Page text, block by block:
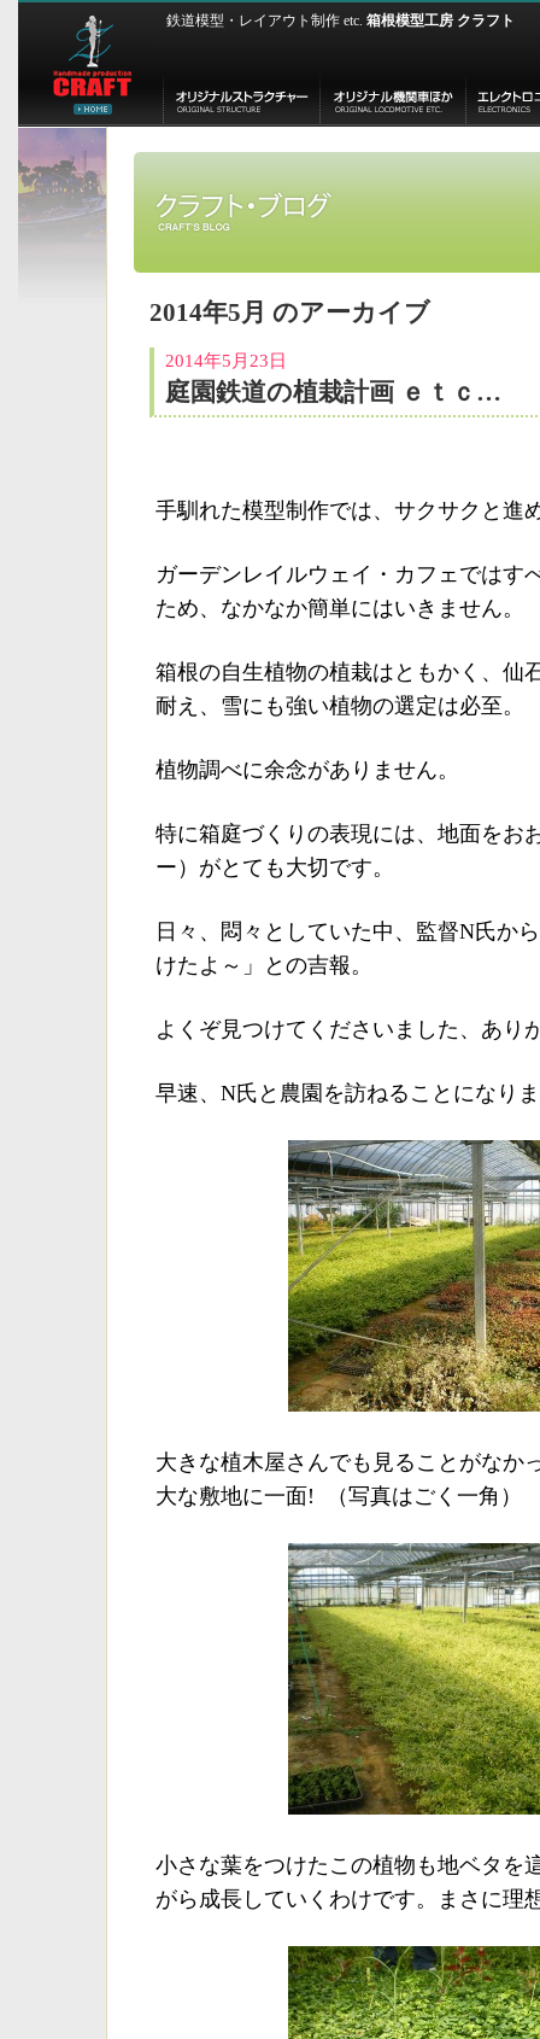
鉄道模型・レイアウト制作 etc. 箱根模型工房 クラフト
2014年5月 のアーカイブ
2014年5月23日
庭園鉄道の植栽計画 ｅｔｃ…
手馴れた模型制作では、サクサクと進
ガーデンレイルウェイ・カフェではす
ため、なかなか簡単にはいきません。
箱根の自生植物の植栽はともかく、仙
耐え、雪にも強い植物の選定は必至。
植物調べに余念がありません。
特に箱庭づくりの表現には、地面をお
ー）がとても大切です。
日々、悶々としていた中、監督N氏か
けたよ～」との吉報。
よくぞ見つけてくださいました、あり
早速、N氏と農園を訪ねることになり
大きな植木屋さんでも見ることがなか
大な敷地に一面! （写真はごく一角）
小さな葉をつけたこの植物も地ベタを
がら成長していくわけです。まさに理